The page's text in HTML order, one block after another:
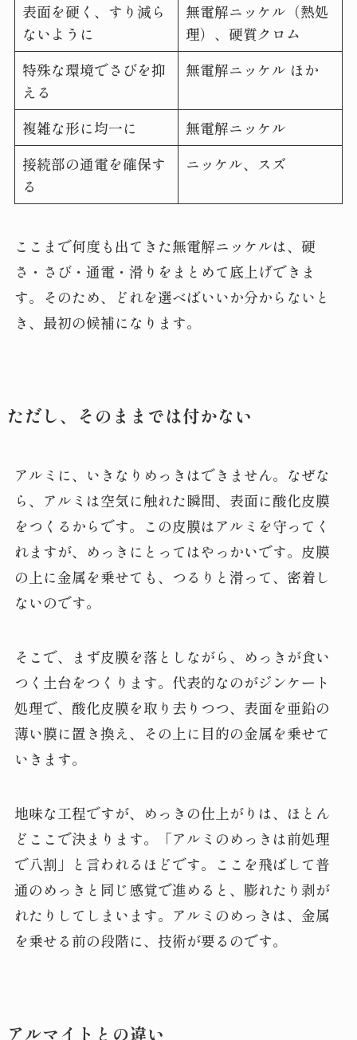
表面を硬く、すり減ら
ないように
無電解ニッケル（熱処
理）、硬質クロム
特殊な環境でさびを抑
える
無電解ニッケル ほか
複雑な形に均一に
無電解ニッケル
接続部の通電を確保す
る
ニッケル、スズ
ここまで何度も出てきた無電解ニッケルは、硬
さ・さび・通電・滑りをまとめて底上げできま
す。そのため、どれを選べばいいか分からないと
き、最初の候補になります。
ただし、そのままでは付かない
アルミに、いきなりめっきはできません。なぜな
ら、アルミは空気に触れた瞬間、表面に酸化皮膜
をつくるからです。この皮膜はアルミを守ってく
れますが、めっきにとってはやっかいです。皮膜
の上に金属を乗せても、つるりと滑って、密着し
ないのです。
そこで、まず皮膜を落としながら、めっきが食い
つく土台をつくります。代表的なのがジンケート
処理で、酸化皮膜を取り去りつつ、表面を亜鉛の
薄い膜に置き換え、その上に目的の金属を乗せて
いきます。
地味な工程ですが、めっきの仕上がりは、ほとん
どここで決まります。「アルミのめっきは前処理
で八割」と言われるほどです。ここを飛ばして普
通のめっきと同じ感覚で進めると、膨れたり剥が
れたりしてしまいます。アルミのめっきは、金属
を乗せる前の段階に、技術が要るのです。
アルマイトとの違い